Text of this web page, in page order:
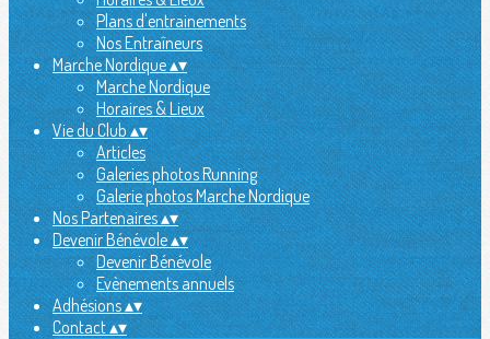
Plans d'entrainements
Nos Entraîneurs
Marche Nordique▴▾
Marche Nordique
Horaires & Lieux
Vie du Club▴▾
Articles
Galeries photos Running
Galerie photos Marche Nordique
Nos Partenaires▴▾
Devenir Bénévole▴▾
Devenir Bénévole
Evènements annuels
Adhésions▴▾
Contact▴▾